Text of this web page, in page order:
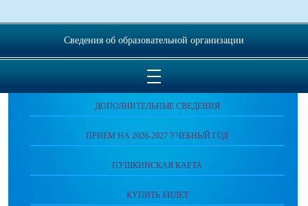
ОБРАЩЕНИЯ ГРАЖДАН
ПРОТИВОДЕЙСТВИЕ КОРРУПЦИИ
ДОПОЛНИТЕЛЬНЫЕ СВЕДЕНИЯ
ПРИЕМ НА 2026-2027 УЧЕБНЫЙ ГОД
ПУШКИНСКАЯ КАРТА
КУПИТЬ БИЛЕТ
Сведения об образовательной организации